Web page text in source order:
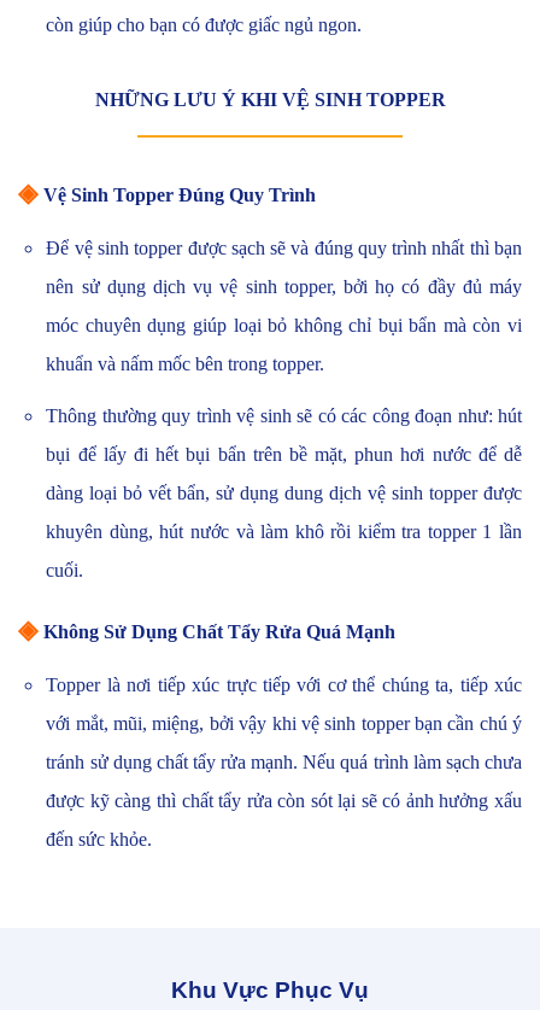
còn giúp cho bạn có được giấc ngủ ngon.
NHỮNG LƯU Ý KHI VỆ SINH TOPPER
◈ Vệ Sinh Topper Đúng Quy Trình
Để vệ sinh topper được sạch sẽ và đúng quy trình nhất thì bạn
nên sử dụng dịch vụ vệ sinh topper, bởi họ có đầy đủ máy
móc chuyên dụng giúp loại bỏ không chỉ bụi bẩn mà còn vi
khuẩn và nấm mốc bên trong topper.
Thông thường quy trình vệ sinh sẽ có các công đoạn như: hút
bụi để lấy đi hết bụi bẩn trên bề mặt, phun hơi nước để dễ
dàng loại bỏ vết bẩn, sử dụng dung dịch vệ sinh topper được
khuyên dùng, hút nước và làm khô rồi kiểm tra topper 1 lần
cuối.
◈ Không Sử Dụng Chất Tẩy Rửa Quá Mạnh
Topper là nơi tiếp xúc trực tiếp với cơ thể chúng ta, tiếp xúc
với mắt, mũi, miệng, bởi vậy khi vệ sinh topper bạn cần chú ý
tránh sử dụng chất tẩy rửa mạnh. Nếu quá trình làm sạch chưa
được kỹ càng thì chất tẩy rửa còn sót lại sẽ có ảnh hưởng xấu
đến sức khỏe.
Khu Vực Phục Vụ